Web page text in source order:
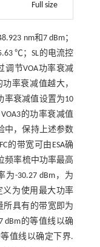
Full size
nm和7 dBm；
℃；SL的电流控
调节VOA功率衰减
率衰减值越大，
率衰减值设置为10
的功率衰减值
中，保持上述参数
的带宽可由ESA确
频率梳中功率最高
为-30.27 dBm，为
义为使用最大功率
所具有的带宽即为
dBm的等值线以确
值线以确定下界.